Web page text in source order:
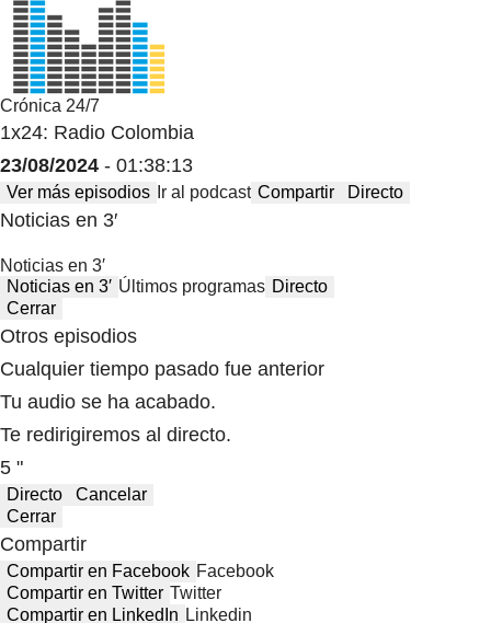
Crónica 24/7
1x24: Radio Colombia
23/08/2024 - 01:38:13
Ver más episodios Ir al podcast Compartir Directo
Noticias en 3′
Noticias en 3′
Noticias en 3′ Últimos programas Directo
Cerrar
Otros episodios
Cualquier tiempo pasado fue anterior
Tu audio se ha acabado.
Te redirigiremos al directo.
5 "
Directo
Cancelar
Cerrar
Compartir
Compartir en Facebook Facebook
Compartir en Twitter Twitter
Compartir en LinkedIn Linkedin